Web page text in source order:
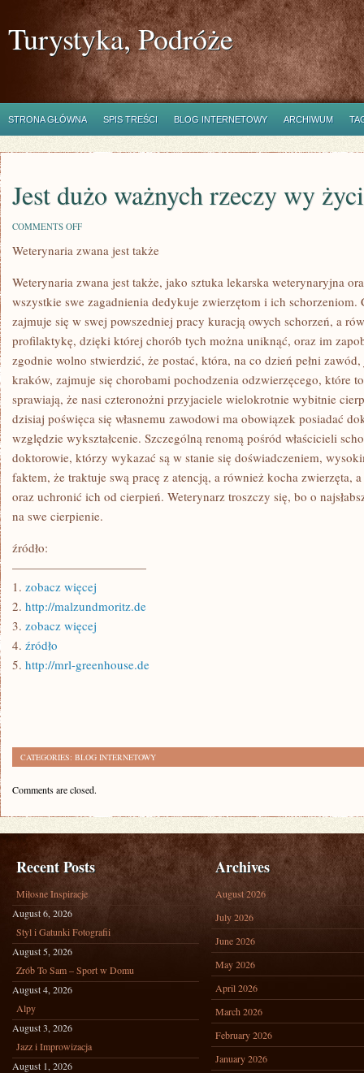
Turystyka, Podróże
STRONA GŁÓWNA SPIS TREŚCI BLOG INTERNETOWY ARCHIWUM
Jest dużo ważnych rzeczy wy
COMMENTS OFFON
DUŻO
WAŻNYCH
WY
ŻYCIU
Weterynaria zwana jest także
Weterynaria zwana jest także, jako sztuka lekarska weterynaryjna
wszystkie swe zagadnienia dedykuje zwierzętom i ich
zajmuje się w swej powszedniej pracy kuracją owych schorzeń, a
profilaktykę, dzięki której chorób tych można uniknąć, oraz im
zgodnie wolno stwierdzić, że postać, która, na co dzień pełni
kraków, zajmuje się chorobami pochodzenia odzwierzęcego, które
sprawiają, że nasi czteronożni przyjaciele wielokrotnie wybitnie
dzisiaj poświęca się własnemu zawodowi ma obowiązek posiadać
względzie wykształcenie. Szczególną renomą pośród właścicieli
doktorowie, którzy wykazać są w stanie się doświadczeniem,
faktem, że traktuje swą pracę z atencją, a również kocha zwierzęta,
oraz uchronić ich od cierpień. Weterynarz troszczy się, bo o
na swe cierpienie.
źródło:
———————————
1. zobacz więcej
2. http://malzundmoritz.de
3. zobacz więcej
4. źródło
5. http://mrl-greenhouse.de
CATEGORIES: BLOG INTERNETOWY
Comments are closed.
Recent Posts
Miłosne Inspiracje
August 6, 2026
Styl i Gatunki Fotografii
August 5, 2026
Zrób To Sam – Sport w Domu
August 4, 2026
Alpy
August 3, 2026
Jazz i Improwizacja
August 1, 2026
Archives
August 2026
July 2026
June 2026
May 2026
April 2026
March 2026
February 2026
January 2026